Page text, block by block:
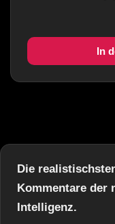
In
Die
Kommentare der
Intelligenz.